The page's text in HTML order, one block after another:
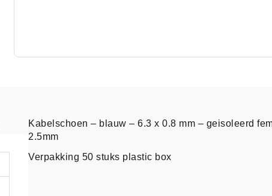
Kabelschoen – blauw – 6.3 x 0.8 mm – geisoleerd
2.5mm
Verpakking 50 stuks plastic box